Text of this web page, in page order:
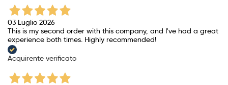
03 Luglio 2026
This is my second order with this company, and I've had a great
experience both times. Highly recommended!
Acquirente verificato